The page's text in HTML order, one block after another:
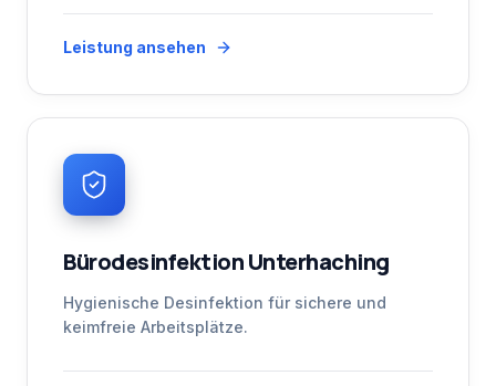
Leistung ansehen
Bürodesinfektion Unterhaching
Hygienische Desinfektion für sichere und
keimfreie Arbeitsplätze.